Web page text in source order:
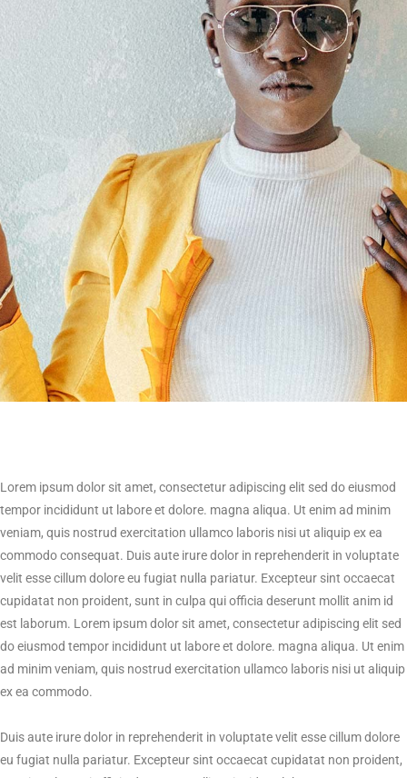
Lorem ipsum dolor sit amet, consectetur adipiscing elit sed do eiusmod
tempor incididunt ut labore et dolore. magna aliqua. Ut enim ad minim
veniam, quis nostrud exercitation ullamco laboris nisi ut aliquip ex ea
commodo consequat. Duis aute irure dolor in reprehenderit in voluptate
velit esse cillum dolore eu fugiat nulla pariatur. Excepteur sint occaecat
cupidatat non proident, sunt in culpa qui officia deserunt mollit anim id
est laborum. Lorem ipsum dolor sit amet, consectetur adipiscing elit sed
do eiusmod tempor incididunt ut labore et dolore. magna aliqua. Ut enim
ad minim veniam, quis nostrud exercitation ullamco laboris nisi ut aliquip
ex ea commodo.
Duis aute irure dolor in reprehenderit in voluptate velit esse cillum dolore
eu fugiat nulla pariatur. Excepteur sint occaecat cupidatat non proident,